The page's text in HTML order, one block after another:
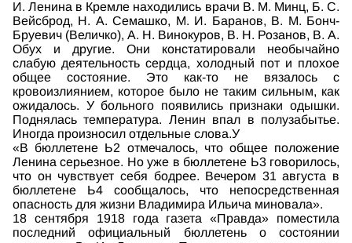
И. Ленина в Кремле находились врачи В. М. Минц, Б. С.
Вейсброд, Н. А. Семашко, М. И. Баранов, В. М. Бонч-
Бруевич (Величко), А. Н. Винокуров, В. Н. Розанов, В. А.
Обух и другие. Они констатировали необычайно
слабую деятельность сердца, холодный пот и плохое
общее состояние. Это как-то не вязалось с
кровоизлиянием, которое было не таким сильным, как
ожидалось. У больного появились признаки одышки.
Поднялась температура. Ленин впал в полузабытье.
Иногда произносил отдельные слова.У
«В бюллетене Ь2 отмечалось, что общее положение
Ленина серьезное. Но уже в бюллетене Ь3 говорилось,
что он чувствует себя бодрее. Вечером 31 августа в
бюллетене Ь4 сообщалось, что непосредственная
опасность для жизни Владимира Ильича миновала».
18 сентября 1918 года газета «Правда» поместила
последний официальный бюллетень о состоянии